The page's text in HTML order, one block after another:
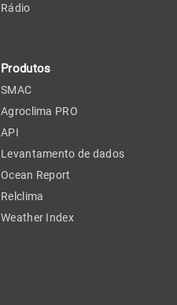
Rádio
Produtos
SMAC
Agroclima PRO
API
Levantamento de dados
Ocean Report
Relclima
Weather Index